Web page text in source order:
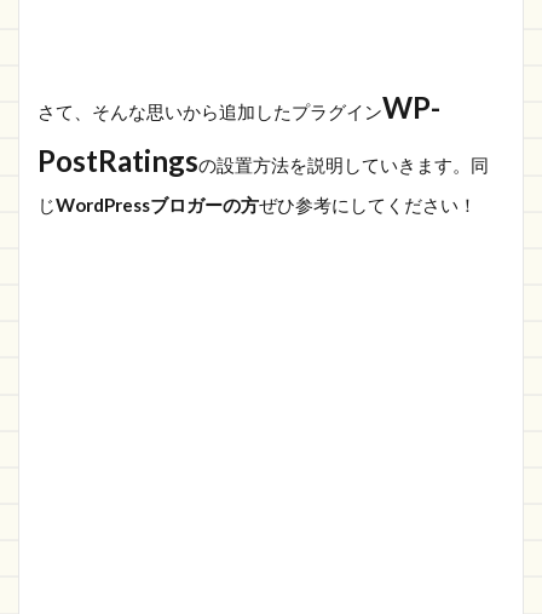
Ratings
Vote Text
Ratings
さて、そんな思いから追加したプラグインWP-
PostRatingsの設置方法を説明していきます。同
じWordPressブロガーの方ぜひ参考にしてください！